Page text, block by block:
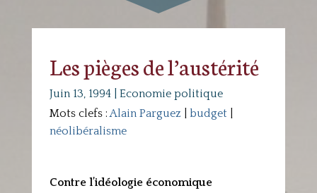
Les pièges de l’austérité
Juin 13, 1994| Economie politique
Mots clefs :Alain Parguez budget|
néolibéralisme
Contre l’idéologie économique